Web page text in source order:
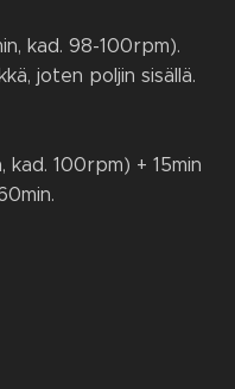
kad. 98-100rpm).
joten poljin sisällä.
kad. 100rpm) + 15min